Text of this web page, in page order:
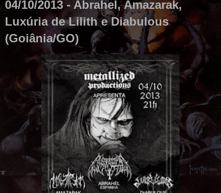
04/10/2013 - Abrahel, Amazarak,
Luxúria de Lilith e Diabulous
(Goiânia/GO)